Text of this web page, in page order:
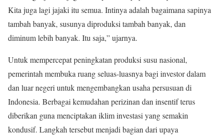
Kita juga lagi jajaki itu semua. Intinya adalah bagaimana sapinya
tambah banyak, susunya diproduksi tambah banyak, dan
diminum lebih banyak. Itu saja,” ujarnya.
Untuk mempercepat peningkatan produksi susu nasional,
pemerintah membuka ruang seluas-luasnya bagi investor dalam
dan luar negeri untuk mengembangkan usaha persusuan di
Indonesia. Berbagai kemudahan perizinan dan insentif terus
diberikan guna menciptakan iklim investasi yang semakin
kondusif. Langkah tersebut menjadi bagian dari upaya